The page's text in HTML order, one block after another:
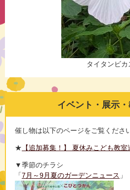
タイタンビカ
イベント・展示
催し物は以下のページをご覧ください
★ 【追加募集！】 夏休みこども教室
▼季節のチラシ
「7月～9月夏のガーデンニュース 」​